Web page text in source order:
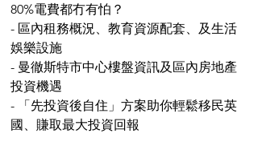
80%電費都冇有怕？
- 區內租務概況、教育資源配套、及生活
娛樂設施
- 曼徹斯特市中心樓盤資訊及區內房地產
投資機遇
- 「先投資後自住」方案助你輕鬆移民英
國、賺取最大投資回報